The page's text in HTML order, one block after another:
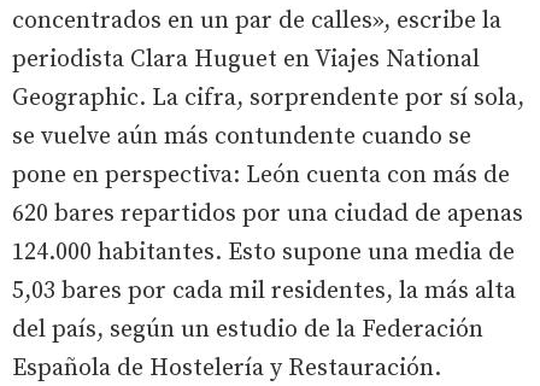
concentrados en un par de calles», escribe la
periodista Clara Huguet en Viajes National
Geographic. La cifra, sorprendente por sí sola,
se vuelve aún más contundente cuando se
pone en perspectiva: León cuenta con más de
620 bares repartidos por una ciudad de apenas
124.000 habitantes. Esto supone una media de
5,03 bares por cada mil residentes, la más alta
del país, según un estudio de la Federación
Española de Hostelería y Restauración.